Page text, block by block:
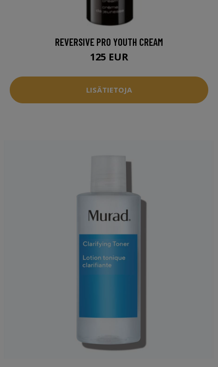
REVERSIVE PRO YOUTH CREAM
125 EUR
LISÄTIETOJA